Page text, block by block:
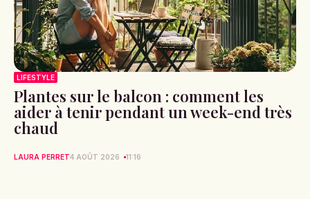
LIFESTYLE
Plantes sur le balcon : comment les
aider à tenir pendant un week-end très
chaud
LAURA PERRET4 AOÛT 2026 11:16